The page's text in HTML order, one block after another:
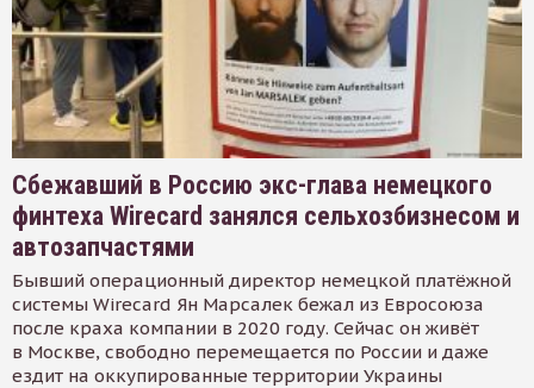
Сбежавший в Россию экс-глава немецкого
финтеха Wirecard занялся сельхозбизнесом и
автозапчастями
Бывший операционный директор немецкой платёжной
системы Wirecard Ян Марсалек бежал из Евросоюза
после краха компании в 2020 году. Сейчас он живёт
в Москве, свободно перемещается по России и даже
ездит на оккупированные территории Украины